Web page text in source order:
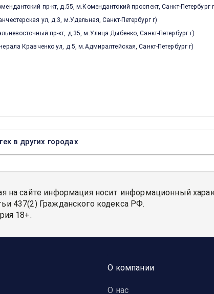
пр-кт, д.55, м.Комендантский проспект, Санкт-Петербург
ул, д.3, м.Удельная, Санкт-Петербург г)
пр-кт, д.35, м.Улица Дыбенко, Санкт-Петербург г)
Кравченко ул, д.5, м.Адмиралтейская, Санкт-Петербург г)
в других городах
на сайте информация носит информационный
437(2) Гражданского кодекса РФ.
18+.
О компании
О нас